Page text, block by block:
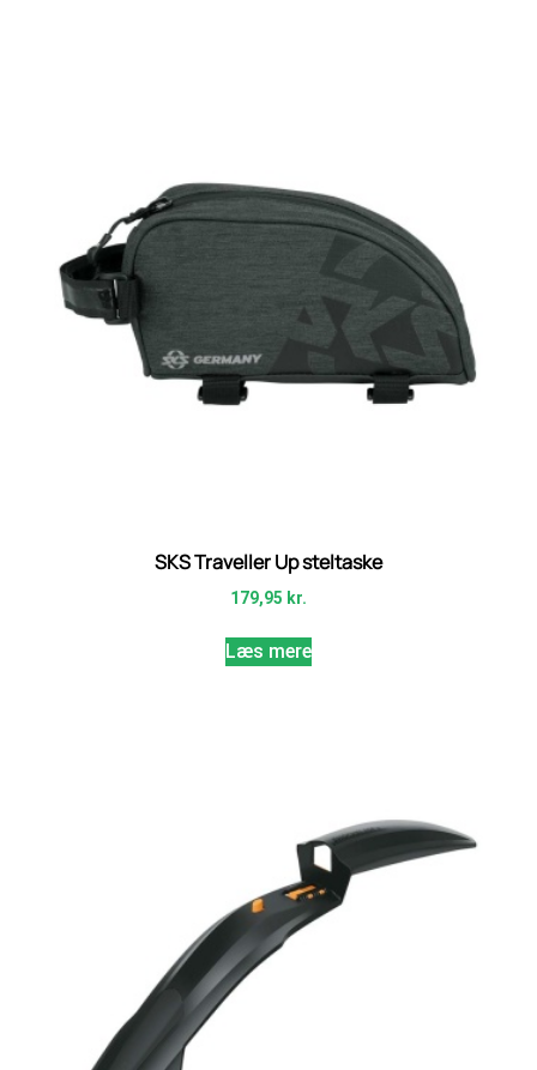
SKS Traveller Up steltaske
179,95 kr.
Læs mere